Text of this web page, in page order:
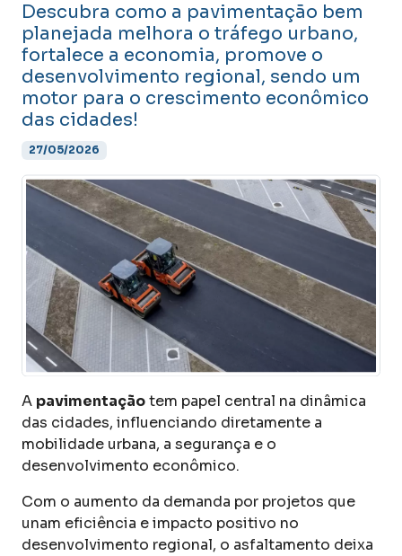
Descubra como a pavimentação bem
planejada melhora o tráfego urbano,
fortalece a economia, promove o
desenvolvimento regional, sendo um
motor para o crescimento econômico
das cidades!
27/05/2026
A pavimentaçãotem papel central na dinâmica
das cidades, influenciando diretamente a
mobilidade urbana, a segurança e o
desenvolvimento econômico.
Com o aumento da demanda por projetos que
unam eficiência e impacto positivo no
desenvolvimento regional, o asfaltamento deixa